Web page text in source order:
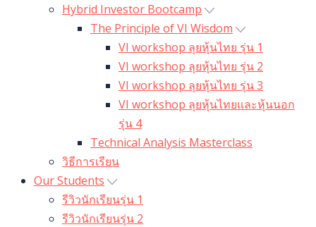
Hybrid Investor Bootcamp
The Principle of VI Wisdom
VI workshop ลุยหุ้นไทย รุ่น 1
VI workshop ลุยหุ้นไทย รุ่น 2
VI workshop ลุยหุ้นไทย รุ่น 3
VI workshop ลุยหุ้นไทยและหุ้นนอก
รุ่น 4
Technical Analysis Masterclass
วิธีการเรียน
Our Students
รีวิวนักเรียนรุ่น 1
รีวิวนักเรียนรุ่น 2